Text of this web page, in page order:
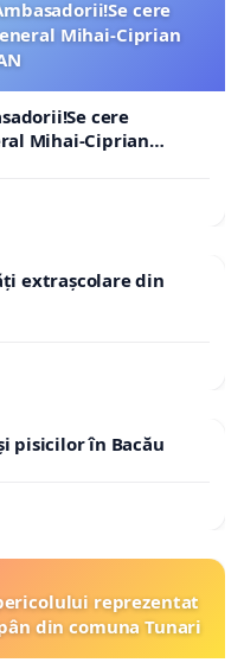
cere
Mihai-Ciprian
cere
Mihai-Ciprian
extrașcolare din
pisicilor în Bacău
reprezentat
din comuna Tunari